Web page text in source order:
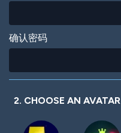
确认密码
2. CHOOSE AN AVATAR